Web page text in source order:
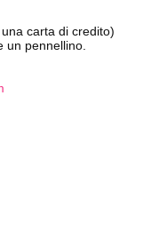
carta di credito)
un pennellino.